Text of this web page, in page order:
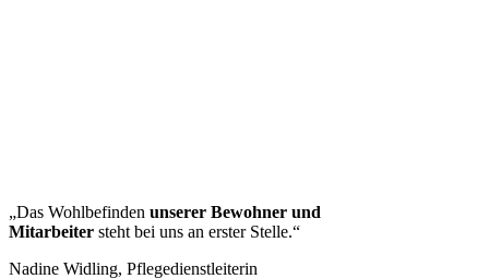
„Das Wohlbefinden unserer Bewohner und
Mitarbeiter steht bei uns an erster Stelle.“
Nadine Widling, Pflegedienstleiterin